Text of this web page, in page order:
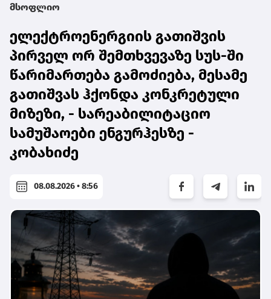
მსოფლიო
ელექტროენერგიის გათიშვის
პირველ ორ შემთხვევაზე სუს-ში
წარიმართება გამოძიება, მესამე
გათიშვას ჰქონდა კონკრეტული
მიზეზი, - სარეაბილიტაციო
სამუშაოები ენგურჰესზე -
კობახიძე
08.08.2026 • 8:56